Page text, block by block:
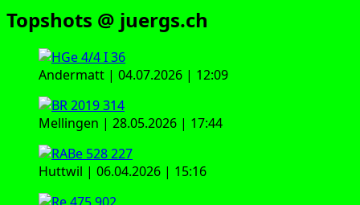
Topshots @ juergs.ch
Andermatt | 04.07.2026 | 12:09
Mellingen | 28.05.2026 | 17:44
Huttwil | 06.04.2026 | 15:16